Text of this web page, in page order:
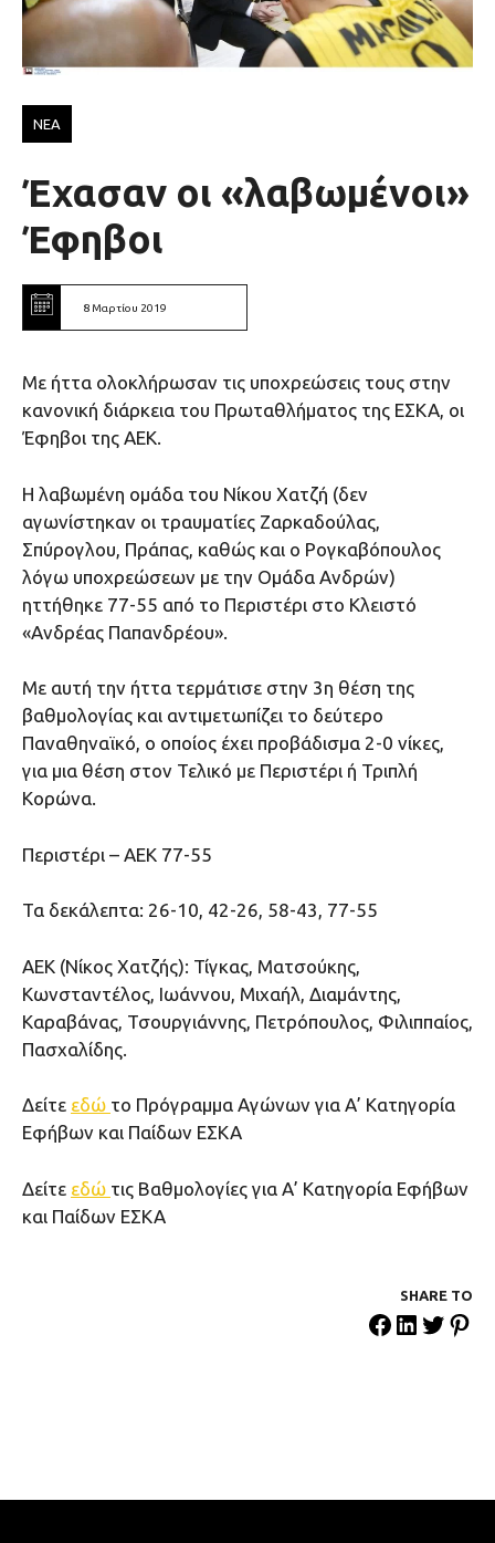
ΝΕΑ
Έχασαν οι «λαβωμένοι»
Έφηβοι
8 Μαρτίου 2019
Με ήττα ολοκλήρωσαν τις υποχρεώσεις τους στην
κανονική διάρκεια του Πρωταθλήματος της ΕΣΚΑ, οι
Έφηβοι της ΑΕΚ.
Η λαβωμένη ομάδα του Νίκου Χατζή (δεν
αγωνίστηκαν οι τραυματίες Ζαρκαδούλας,
Σπύρογλου, Πράπας, καθώς και ο Ρογκαβόπουλος
λόγω υποχρεώσεων με την Ομάδα Ανδρών)
ηττήθηκε 77-55 από το Περιστέρι στο Κλειστό
«Ανδρέας Παπανδρέου».
Με αυτή την ήττα τερμάτισε στην 3η θέση της
βαθμολογίας και αντιμετωπίζει το δεύτερο
Παναθηναϊκό, ο οποίος έχει προβάδισμα 2-0 νίκες,
για μια θέση στον Τελικό με Περιστέρι ή Τριπλή
Κορώνα.
Περιστέρι – ΑΕΚ 77-55
Τα δεκάλεπτα: 26-10, 42-26, 58-43, 77-55
ΑΕΚ (Νίκος Χατζής): Τίγκας, Ματσούκης,
Κωνσταντέλος, Ιωάννου, Μιχαήλ, Διαμάντης,
Καραβάνας, Τσουργιάννης, Πετρόπουλος, Φιλιππαίος,
Πασχαλίδης.
Δείτε εδώ το Πρόγραμμα Αγώνων για Α’ Κατηγορία
Εφήβων και Παίδων ΕΣΚΑ
Δείτε εδώ τις Βαθμολογίες για Α’ Κατηγορία Εφήβων
και Παίδων ΕΣΚΑ
SHARE ΤΟ